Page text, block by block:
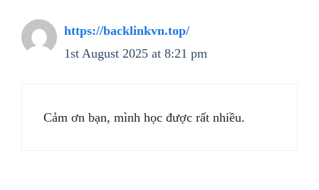
https://backlinkvn.top/
1st August 2025 at 8:21 pm
Cảm ơn bạn, mình học được rất nhiều.